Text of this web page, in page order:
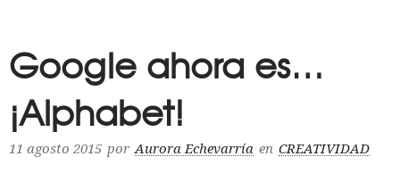
Google ahora es…
¡Alphabet!
11 agosto 2015 por Aurora Echevarría en CREATIVIDAD